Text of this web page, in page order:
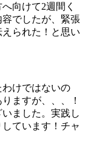
向けて2週間く
でしたが、緊張
られた！と思い
けではないの
ますが、、、！
ました。実践し
ています！チャ